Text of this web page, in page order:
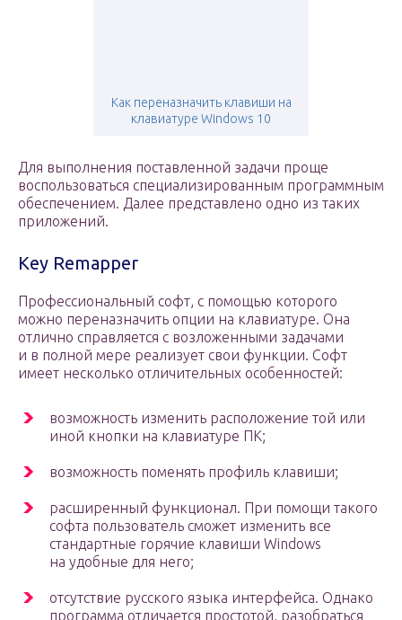
Как переназначить клавиши на
клавиатуре Windows 10
Для выполнения поставленной задачи проще
воспользоваться специализированным программным
обеспечением. Далее представлено одно из таких
приложений.
Key Remapper
Профессиональный софт, с помощью которого
можно переназначить опции на клавиатуре. Она
отлично справляется с возложенными задачами
и в полной мере реализует свои функции. Софт
имеет несколько отличительных особенностей:
возможность изменить расположение той или
иной кнопки на клавиатуре ПК;
возможность поменять профиль клавиши;
расширенный функционал. При помощи такого
софта пользователь сможет изменить все
стандартные горячие клавиши Windows
на удобные для него;
отсутствие русского языка интерфейса. Однако
программа отличается простотой, разобраться